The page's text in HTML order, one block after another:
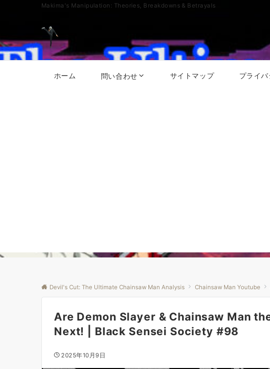
Makima's Manipulation: Theories, Breakdowns & Betrayals
ホーム 問い合わせ サイトマップ プライ
Devil's Cut: The Ultimate Chainsaw Man Analysis Chainsaw Man Youtube
Are Demon Slayer & Chainsaw Man
Next! | Black Sensei Society #98
2025年10月9日